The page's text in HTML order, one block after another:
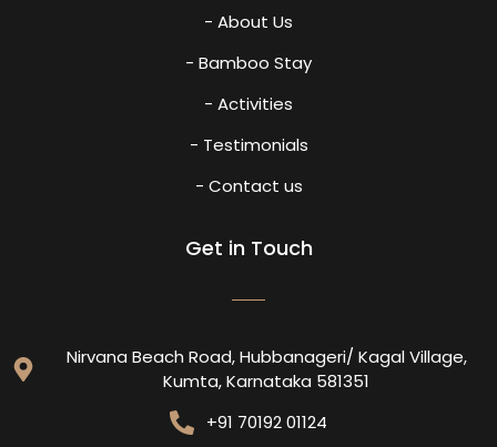
- About Us
- Bamboo Stay
- Activities
- Testimonials
- Contact us
Get in Touch
Nirvana Beach Road, Hubbanageri/ Kagal Village,
Kumta, Karnataka 581351
+91 70192 01124